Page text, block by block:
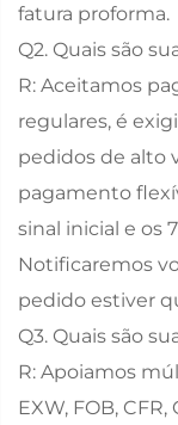
fatura proforma.
Q2. Quais são
R: Aceitamos
regulares, é
pedidos de alto
pagamento
sinal inicial e os
Notificaremos
pedido estiver
Q3. Quais são
R: Apoiamos
EXW, FOB,